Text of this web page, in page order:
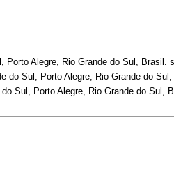
Porto Alegre, Rio Grande do Sul, Brasil.
do Sul, Porto Alegre, Rio Grande do
Sul, Porto Alegre, Rio Grande do Sul,